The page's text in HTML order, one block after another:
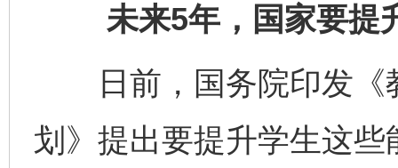
未来5年，国家要提
日前，国务院印发《
划》提出要提升学生这